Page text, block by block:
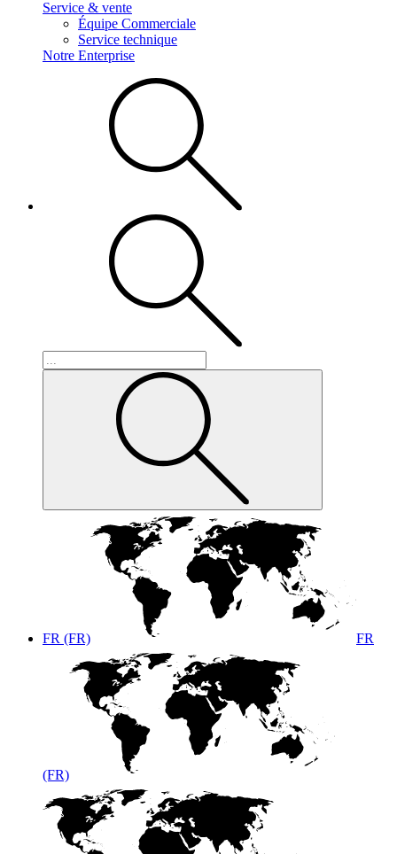
Service & vente
Équipe Commerciale
Service technique
Notre Enterprise
FR (FR) FR
(FR)